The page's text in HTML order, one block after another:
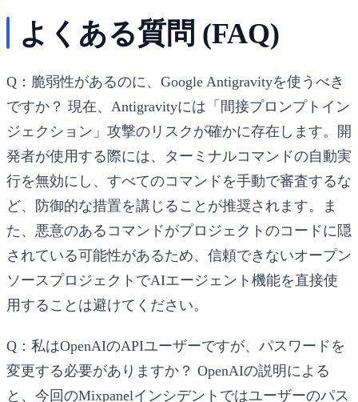
よくある質問 (FAQ)
Q：脆弱性があるのに、Google Antigravityを使うべき
ですか？ 現在、Antigravityには「間接プロンプトイン
ジェクション」攻撃のリスクが確かに存在します。開
発者が使用する際には、 ターミナルコマンドの自動実
行を無効にし 、すべてのコマンドを手動で審査するな
ど、防御的な措置を講じることが推奨されます。ま
た、悪意のあるコマンドがプロジェクトのコードに隠
されている可能性があるため、信頼できないオープン
ソースプロジェクトでAIエージェント機能を直接使
用することは避けてください。
Q：私はOpenAIのAPIユーザーですが、パスワードを
変更する必要がありますか？ OpenAIの説明による
と、今回のMixpanelインシデントではユーザーのパス